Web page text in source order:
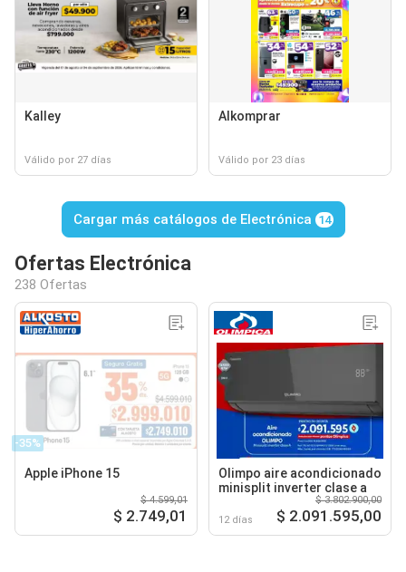
Kalley
Válido por 27 días
Alkomprar
Válido por 23 días
Cargar más catálogos de Electrónica 14
Ofertas Electrónica
238 Ofertas
-35%
Apple iPhone 15
$ 4.599,01
$ 2.749,01
Olimpo aire acondicionado
minisplit inverter clase a
12 días
$ 3.802.900,00
$ 2.091.595,00